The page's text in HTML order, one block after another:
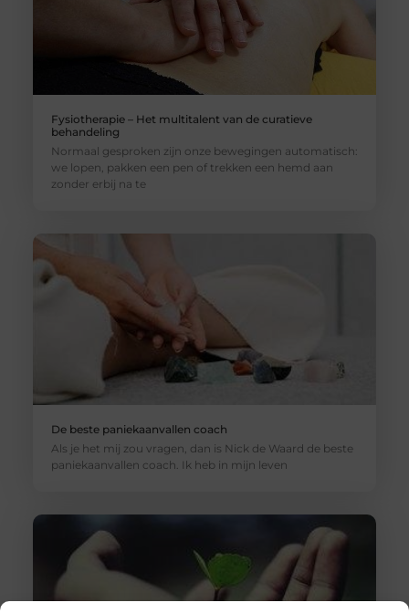
Fysiotherapie – Het multitalent van de curatieve
behandeling
Normaal gesproken zijn onze bewegingen automatisch:
we lopen, pakken een pen of trekken een hemd aan
zonder erbij na te
De beste paniekaanvallen coach
Als je het mij zou vragen, dan is Nick de Waard de beste
paniekaanvallen coach. Ik heb in mijn leven